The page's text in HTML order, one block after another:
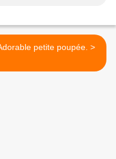
Adorable petite poupée. >